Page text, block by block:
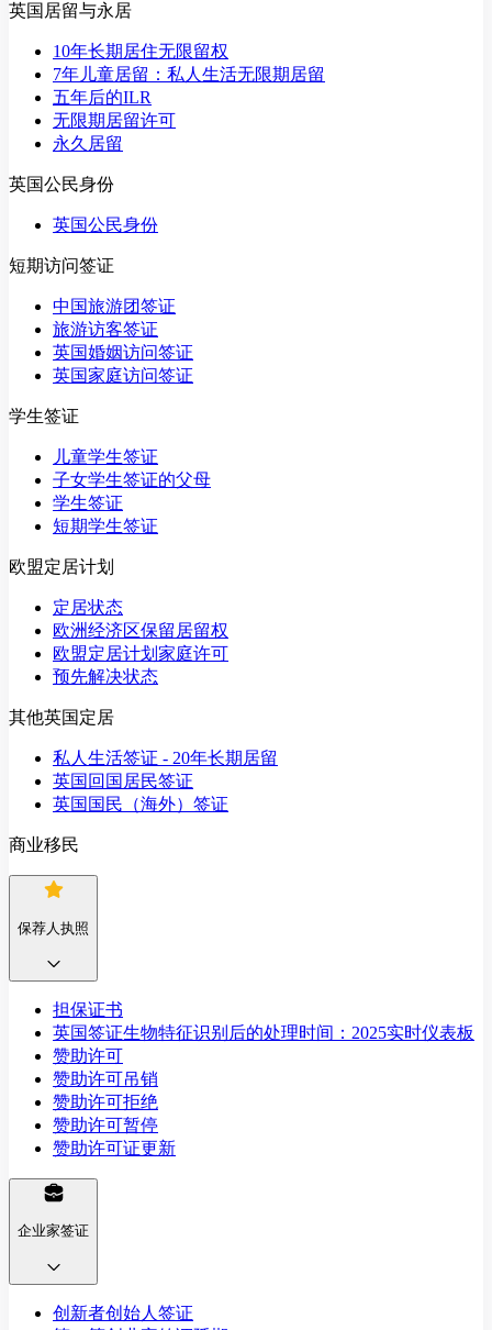
英国居留与永居
10年长期居住无限留权
7年儿童居留：私人生活无限期居留
五年后的ILR
无限期居留许可
永久居留
英国公民身份
英国公民身份
短期访问签证
中国旅游团签证
旅游访客签证
英国婚姻访问签证
英国家庭访问签证
学生签证
儿童学生签证
子女学生签证的父母
学生签证
短期学生签证
欧盟定居计划
定居状态
欧洲经济区保留居留权
欧盟定居计划家庭许可
预先解决状态
其他英国定居
私人生活签证 - 20年长期居留
英国回国居民签证
英国国民（海外）签证
商业移民
保荐人执照
担保证书
英国签证生物特征识别后的处理时间：2025实时仪表板
赞助许可
赞助许可吊销
赞助许可拒绝
赞助许可暂停
赞助许可证更新
企业家签证
创新者创始人签证